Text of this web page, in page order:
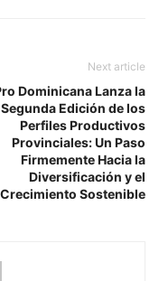
Next article
Dominicana Lanza la
Segunda Edición de los
Perfiles Productivos
Provinciales: Un Paso
Firmemente Hacia la
Diversificación y el
Crecimiento Sostenible